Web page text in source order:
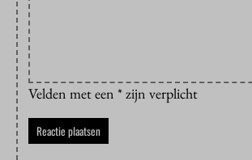
Velden met een * zijn verplicht